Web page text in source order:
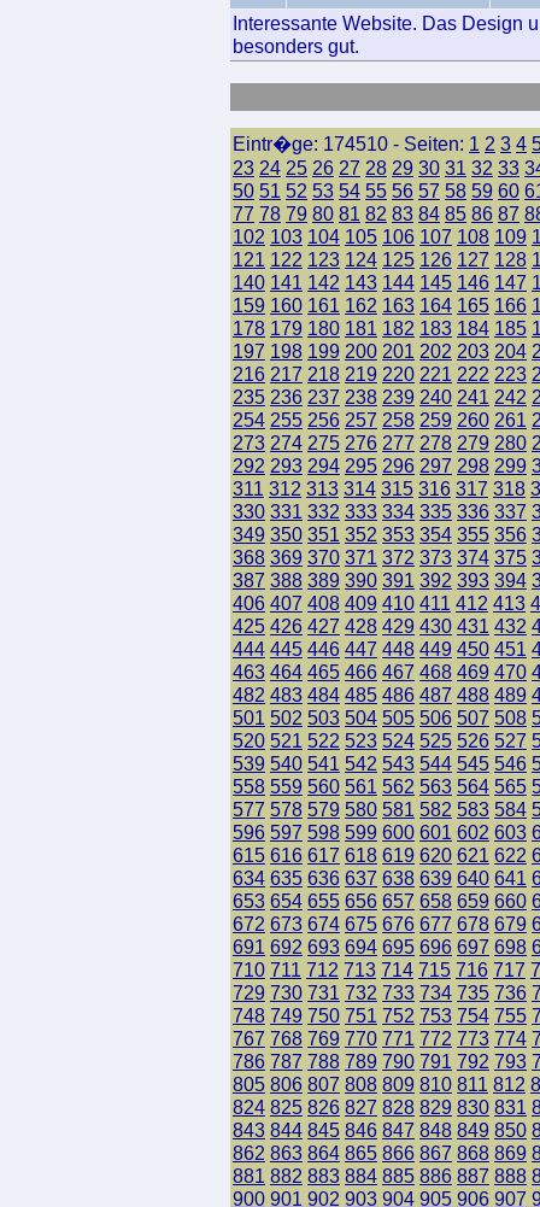
Interessante Website. Das Design
besonders gut.
Eintr�ge: 174510 - Seiten: 1 2 3 4
23 24 25 26 27 28 29 30 31 32 33
50 51 52 53 54 55 56 57 58 59 60
77 78 79 80 81 82 83 84 85 86 87
102 103 104 105 106 107 108 109
121 122 123 124 125 126 127 128
140 141 142 143 144 145 146 147
159 160 161 162 163 164 165 166
178 179 180 181 182 183 184 185
197 198 199 200 201 202 203 204
216 217 218 219 220 221 222 223
235 236 237 238 239 240 241 242
254 255 256 257 258 259 260 261
273 274 275 276 277 278 279 280
292 293 294 295 296 297 298 299
311 312 313 314 315 316 317 318
330 331 332 333 334 335 336 337
349 350 351 352 353 354 355 356
368 369 370 371 372 373 374 375
387 388 389 390 391 392 393 394
406 407 408 409 410 411 412 413
425 426 427 428 429 430 431 432
444 445 446 447 448 449 450 451
463 464 465 466 467 468 469 470
482 483 484 485 486 487 488 489
501 502 503 504 505 506 507 508
520 521 522 523 524 525 526 527
539 540 541 542 543 544 545 546
558 559 560 561 562 563 564 565
577 578 579 580 581 582 583 584
596 597 598 599 600 601 602 603
615 616 617 618 619 620 621 622
634 635 636 637 638 639 640 641
653 654 655 656 657 658 659 660
672 673 674 675 676 677 678 679
691 692 693 694 695 696 697 698
710 711 712 713 714 715 716 717
729 730 731 732 733 734 735 736
748 749 750 751 752 753 754 755
767 768 769 770 771 772 773 774
786 787 788 789 790 791 792 793
805 806 807 808 809 810 811 812
824 825 826 827 828 829 830 831
843 844 845 846 847 848 849 850
862 863 864 865 866 867 868 869
881 882 883 884 885 886 887 888
900 901 902 903 904 905 906 907